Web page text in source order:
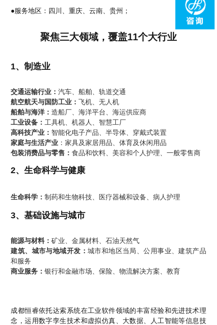
●服务地区：四川、重庆、云南、贵州；
聚焦三大领域，覆盖11个大行业
1、制造业
交通运输行业：汽车、船舶、轨道交通
航空航天与国防工业：飞机、无人机
船舶与海洋：造船厂、海洋平台、海运供应商
工业设备： 工具机、机器人、智慧工厂
高科技产业： 智能化电子产品、半导体、穿戴式装置
家庭与生活产业 ：家具及家居用品、体育及休闲用品
包装消费品与零售：食品和饮料、美容和个人护理、一般零售商
2、生命科学与健康
生命科学：制药和生物科技、医疗器械和设备、病人护理
3、基础设施与城市
能源与材料：矿业、金属材料、石油天然气
建筑、城市与地域开发： 城市和地区当局、公用事业、建筑产品
和服务
商业服务：银行和金融市场、保险、物流解决方案、教育
成都恒睿依托达索系统在工业软件领域的丰富经验和先进技术理
念，运用数字孪生技术和虚拟仿真、大数据、人工智能等信息技